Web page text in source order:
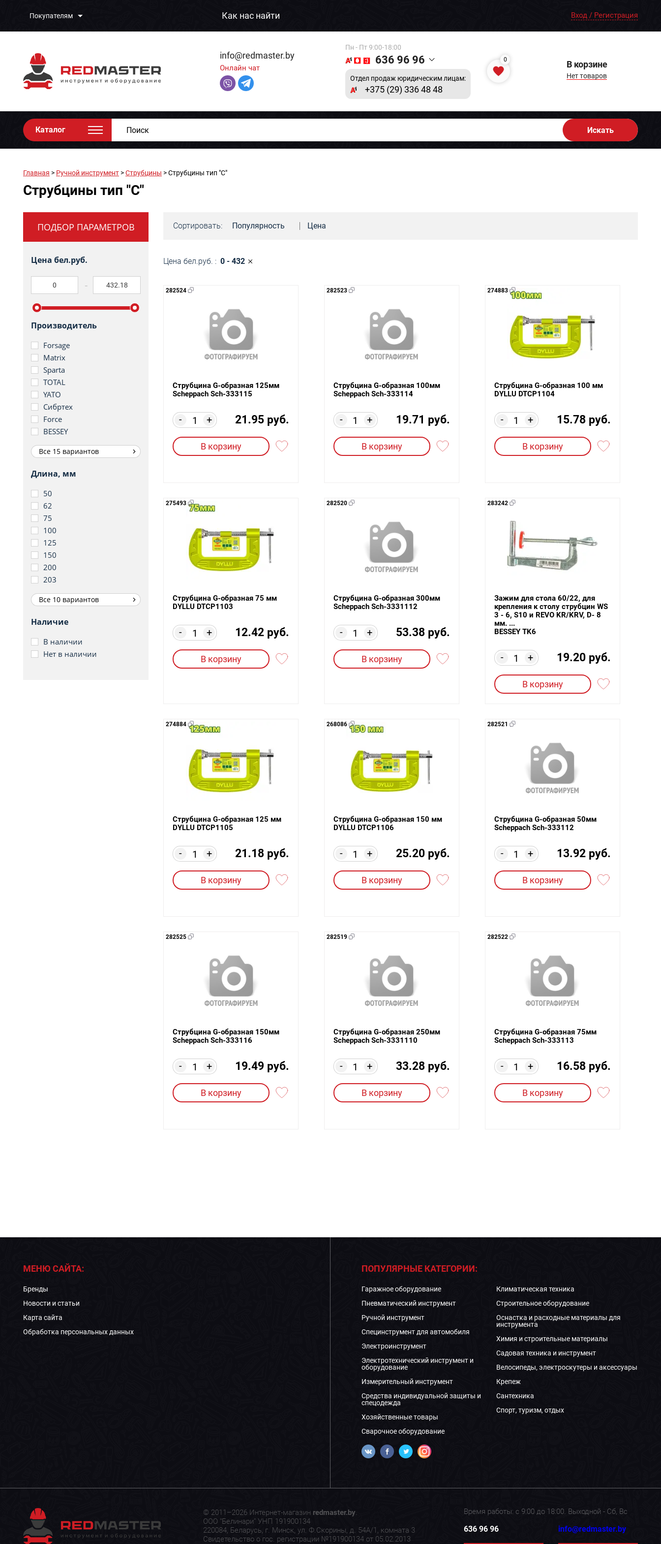
Покупателям Как нас найти Вход / Регистрация
info@redmaster.by
Онлайн чат
Пн - Пт 9:00-18:00
636 96 96
Отдел продаж юридическим лицам:
+375 (29) 336 48 48
0 В корзине
Нет товаров
Каталог Искать
Главная > Ручной инструмент >Струбцины > Струбцины тип "С"
Струбцины тип "С"
ПОДБОР ПАРАМЕТРОВ
Цена бел.руб.
Производитель
Forsage
Matrix
Sparta
TOTAL
YATO
Сибртех
Force
BESSEY
Все 15 вариантов
Длина, мм
50
62
75
100
125
150
200
203
Все 10 вариантов
Наличие
В наличии
Нет в наличии
Сортировать: Популярность Цена
Цена бел.руб. : 0 - 432
282524
Струбцина G-образная 125мм
Scheppach Sch-333115
+
- 21.95 руб.
В корзину
282523
Струбцина G-образная 100мм
Scheppach Sch-333114
+
- 19.71 руб.
В корзину
274883
Струбцина G-образная 100 мм
DYLLU DTCP1104
+
- 15.78 руб.
В корзину
275493
Струбцина G-образная 75 мм
DYLLU DTCP1103
+
- 12.42 руб.
В корзину
282520
Струбцина G-образная 300мм
Scheppach Sch-3331112
+
- 53.38 руб.
В корзину
283242
Зажим для стола 60/22, для
крепления к столу струбцин WS
3 - 6, S10 и REVO KR/KRV, D- 8
мм. ...
BESSEY TK6
+
- 19.20 руб.
В корзину
274884
Струбцина G-образная 125 мм
DYLLU DTCP1105
+
- 21.18 руб.
В корзину
268086
Струбцина G-образная 150 мм
DYLLU DTCP1106
+
- 25.20 руб.
В корзину
282521
Струбцина G-образная 50мм
Scheppach Sch-333112
+
- 13.92 руб.
В корзину
282525
Струбцина G-образная 150мм
Scheppach Sch-333116
+
- 19.49 руб.
В корзину
282519
Струбцина G-образная 250мм
Scheppach Sch-3331110
+
- 33.28 руб.
В корзину
282522
Струбцина G-образная 75мм
Scheppach Sch-333113
+
- 16.58 руб.
В корзину
МЕНЮ САЙТА:
Бренды
Новости и статьи
Карта сайта
Обработка персональных данных
ПОПУЛЯРНЫЕ КАТЕГОРИИ:
Гаражное оборудование
Пневматический инструмент
Ручной инструмент
Специнструмент для автомобиля
Электроинструмент
Электротехнический инструмент и
оборудование
Измерительный инструмент
Средства индивидуальной защиты и
спецодежда
Хозяйственные товары
Сварочное оборудование
Климатическая техника
Строительное оборудование
Оснастка и расходные материалы для
инструмента
Химия и строительные материалы
Садовая техника и инструмент
Велосипеды, электроскутеры и аксессуары
Крепеж
Сантехника
Спорт, туризм, отдых
© 2011–2026 Интернет-магазин redmaster.by.
ООО "Белинари" УНП 191900134
220084, Беларусь, г. Минск, ул. Ф.Скорины, д. 54А/1, комната 3
Свидетельство о гос. регистрации №191900134 от 05.02.2013
Время работы: с 9:00 до 18:00. Выходной - Сб, Вс
636 96 96 info@redmaster.by